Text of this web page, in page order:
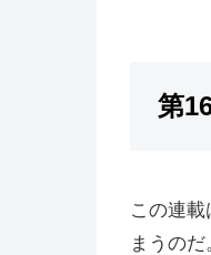
第
この連
まうの